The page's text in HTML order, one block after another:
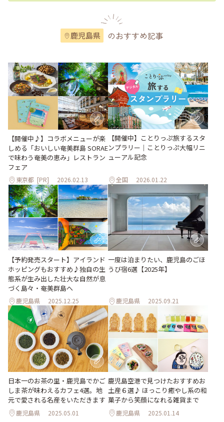
鹿児島県 のおすすめ記事
【開催中♪】コラボメニューが楽
しめる「おいしい奄美群島 SORAE
で味わう奄美の恵み」レストラン
フェア
東京都 [PR] 2026.02.13
【開催中】ことりっぷ旅するスタ
ンプラリー｜ことりっぷ大幅リニ
ューアル記念
全国 2026.01.22
【予約発売スタート】アイランド
ホッピングもおすすめ♪独自の生
態系が生み出した壮大な自然が息
づく島々・奄美群島へ
鹿児島県 2025.12.25
一度は泊まりたい、鹿児島のごほ
うび宿6選【2025年】
鹿児島県 2025.09.21
日本一のお茶の里・鹿児島でかご
しま茶が味わえるカフェ4選。地
元で愛される名産をいただきます
鹿児島県 2025.05.01
鹿児島空港で見つけたおすすめお
土産６選♪ ほっこり癒やし系の和
菓子から笑顔になれる雑貨まで
鹿児島県 2025.01.14